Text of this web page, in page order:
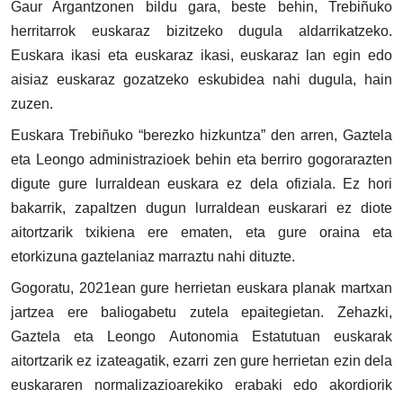
Gaur Argantzonen bildu gara, beste behin, Trebiñuko
herritarrok euskaraz bizitzeko dugula aldarrikatzeko.
Euskara ikasi eta euskaraz ikasi, euskaraz lan egin edo
aisiaz euskaraz gozatzeko eskubidea nahi dugula, hain
zuzen.
Euskara Trebiñuko “berezko hizkuntza” den arren, Gaztela
eta Leongo administrazioek behin eta berriro gogorarazten
digute gure lurraldean euskara ez dela ofiziala. Ez hori
bakarrik, zapaltzen dugun lurraldean euskarari ez diote
aitortzarik txikiena ere ematen, eta gure oraina eta
etorkizuna gaztelaniaz marraztu nahi dituzte.
Gogoratu, 2021ean gure herrietan euskara planak martxan
jartzea ere baliogabetu zutela epaitegietan. Zehazki,
Gaztela eta Leongo Autonomia Estatutuan euskarak
aitortzarik ez izateagatik, ezarri zen gure herrietan ezin dela
euskararen normalizazioarekiko erabaki edo akordiorik